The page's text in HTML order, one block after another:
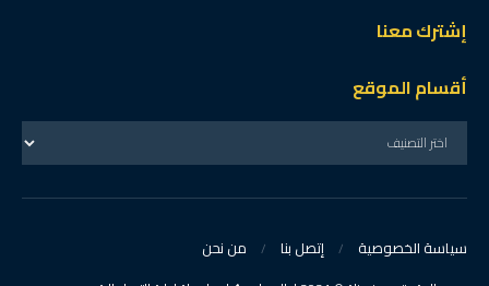
إشترك معنا
أقسام الموقع
سياسة الخصوصية إتصل بنا من نحن